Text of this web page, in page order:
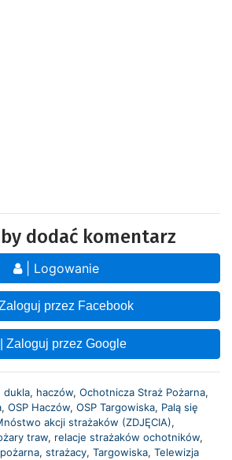
dodać komentarz
| Logowanie
Zaloguj przez Facebook
Zaloguj przez Google
dukla, haczów, Ochotnicza Straż Pożarna,
, OSP Haczów, OSP Targowiska, Palą się
akcji strażaków (ZDJĘCIA),
traw, relacje strażaków ochotników,
, strażacy, Targowiska, Telewizja